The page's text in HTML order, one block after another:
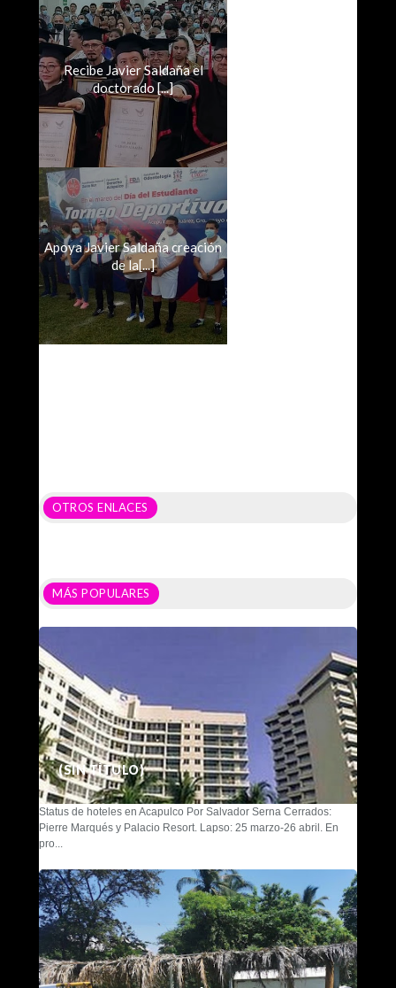
Recibe Javier Saldaña el
doctorado [...]
Apoya Javier Saldaña creación
de la[...]
OTROS ENLACES
MÁS POPULARES
(SIN TÍTULO)
Status de hoteles en Acapulco Por Salvador Serna Cerrados:
Pierre Marqués y Palacio Resort. Lapso: 25 marzo-26 abril. En
pro...